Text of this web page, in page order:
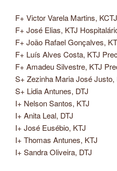
F+ Victor Varela Martins, KCTJ
F+ José Elias, KTJ
F+ João Rafael Gonçalves,
F+ Luís Alves Costa, KTJ
F+ Amadeu Silvestre, KTJ
S+ Zezinha Maria José
S+ Lidia Antunes, DTJ
I+ Nelson Santos, KTJ
I+ Anita Leal, DTJ
I+ José Eusébio, KTJ
I+ Thomas Antunes, KTJ
I+ Sandra Oliveira, DTJ